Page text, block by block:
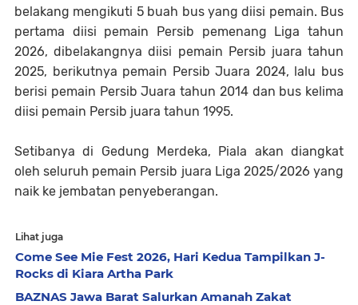
belakang mengikuti 5 buah bus yang diisi pemain. Bus
pertama diisi pemain Persib pemenang Liga tahun
2026, dibelakangnya diisi pemain Persib juara tahun
2025, berikutnya pemain Persib Juara 2024, lalu bus
berisi pemain Persib Juara tahun 2014 dan bus kelima
diisi pemain Persib juara tahun 1995.
Setibanya di Gedung Merdeka, Piala akan diangkat
oleh seluruh pemain Persib juara Liga 2025/2026 yang
naik ke jembatan penyeberangan.
Lihat juga
Come See Mie Fest 2026, Hari Kedua Tampilkan J-
Rocks di Kiara Artha Park
BAZNAS Jawa Barat Salurkan Amanah Zakat